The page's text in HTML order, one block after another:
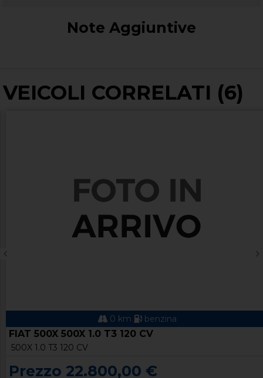
Note Aggiuntive
VEICOLI CORRELATI (6)
0 km benzina
FIAT 500X 500X 1.0 T3 120 CV
500X 1.0 T3 120 CV
Prezzo 22.800,00 €